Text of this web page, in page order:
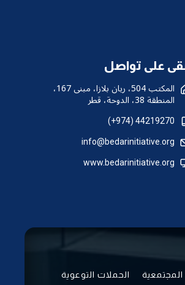
على تواصل
المكتب 504، ريان بلازا، مبنى 167،
المنطقة 38، الدوحة، قطر
44219270 (974+)
info@bedarinitiative.org
www.bedarinitiative.org
المجتمعية الحملات التوعوية